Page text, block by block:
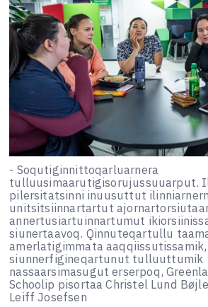
- Soqutiginnittoqarluarnera
tulluusimaarutigisorujussuuarput.
pilersitatsinni inuusuttut
unitsitsiinnartartut
annertusiartuinnartumut
siunertaavoq. Qinnuteqartullu
amerlatigimmata
siunnerfigineqartunut tulluuttumik
nassaarsimasugut erserpoq,
Schoolip pisortaa Christel Lund
Leiff Josefsen